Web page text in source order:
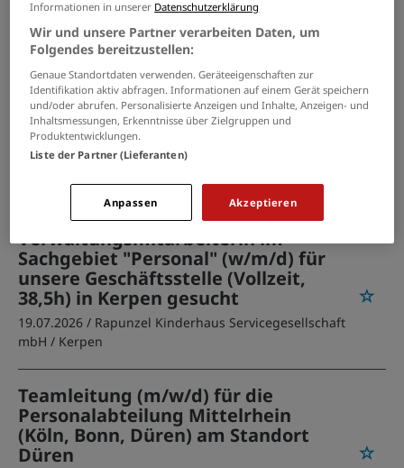
Teamleiter (m/w/d)
08.08.2026 / SportScheck GmbH' / Aachen
Mitarbeiter für das Vorzimmer /
Sekretariat des Betriebsleiters
(m/w/d)
27.07.2026 /Dürener Service Betrieb / Düren
Verwaltungsmitarbeiterin im
Sachgebiet "Personal" (w/m/d) für
unsere Geschäftsstelle (Vollzeit,
38,5h) in Kerpen gesucht
19.07.2026 / Rapunzel Kinderhaus Servicegesellschaft
mbH / Kerpen
Teamleitung (m/w/d) für die
Personalabteilung Mittelrhein
(Köln, Bonn, Düren) am Standort
Düren
Informationen in unserer Datenschutzerklärung
Wir und unsere Partner verarbeiten Daten, um
Folgendes bereitzustellen:
Genaue Standortdaten verwenden. Geräteeigenschaften zur
Identifikation aktiv abfragen. Informationen auf einem Gerät speichern
und/oder abrufen. Personalisierte Anzeigen und Inhalte, Anzeigen- und
Inhaltsmessungen, Erkenntnisse über Zielgruppen und
Produktentwicklungen.
Liste der Partner (Lieferanten)
Akzeptieren
Anpassen